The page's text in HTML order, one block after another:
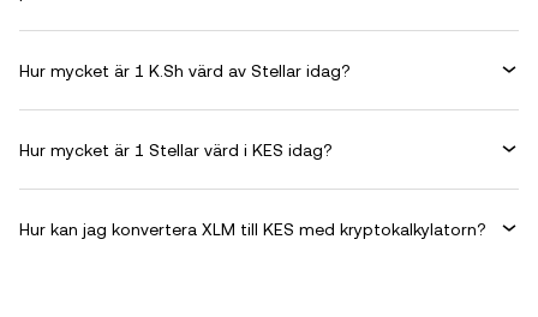
Hur mycket är 1 K.Sh värd av Stellar idag?
Hur mycket är 1 Stellar värd i KES idag?
Hur kan jag konvertera XLM till KES med kryptokalkylatorn?